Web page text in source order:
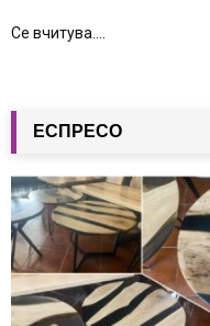
Се вчитува....
ЕСПРЕСО